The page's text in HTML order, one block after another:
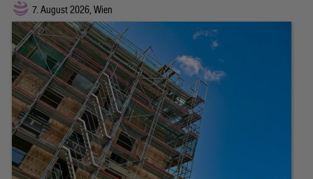
7. August 2026, Wien